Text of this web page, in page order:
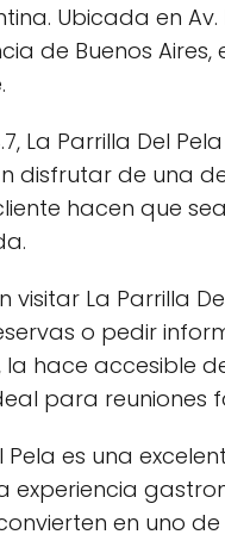
Ubicada en
de Buenos
La Parrilla Del
disfrutar de una
hacen que
La Parrilla
o pedir
la hace accesible
para reuniones
Pela es una
en uno